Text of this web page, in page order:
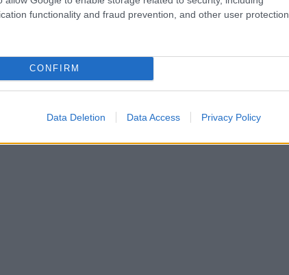
functionality and fraud prevention, and other user protection.
CONFIRM
Data Deletion Data Access Privacy Policy